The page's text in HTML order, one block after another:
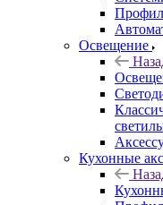
Освещение
Кухонные